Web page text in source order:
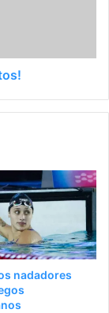
nadadores